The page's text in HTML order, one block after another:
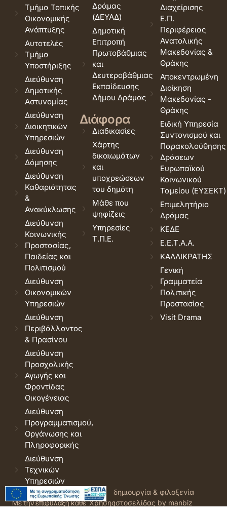
Τμήμα Τοπικής
Οικονομικής
Ανάπτυξης
Αυτοτελές
Τμήμα
Υποστήριξης
Διεύθυνση
Δημοτικής
Αστυνομίας
Διεύθυνση
Διοικητικών
Υπηρεσιών
Διεύθυνση
Δόμησης
Διεύθυνση
Καθαριότητας
&
Ανακύκλωσης
Διεύθυνση
Κοινωνικής
Προστασίας,
Παιδείας και
Πολιτισμού
Διεύθυνση
Οικονομικών
Υπηρεσιών
Διεύθυνση
Περιβάλλοντος
& Πρασίνου
Διεύθυνση
Προσχολικής
Αγωγής και
Φροντίδας
Οικογένειας
Διεύθυνση
Προγραμματισμού,
Οργάνωσης και
Πληροφορικής
Διεύθυνση
Τεχνικών
Υπηρεσιών
Δράμας
(ΔΕΥΑΔ)
Δημοτική
Επιτροπή
Πρωτοβάθμιας
και
Δευτεροβάθμιας
Εκπαίδευσης
Δήμου Δράμας
Διάφορα
Διαδικασίες
Χάρτης
δικαιωμάτων
και
υποχρεώσεων
του δημότη
Μάθε που
ψηφίζεις
Υπηρεσίες
Τ.Π.Ε.
Διαχείρισης
Ε.Π.
Περιφέρειας
Ανατολικής
Μακεδονίας &
Θράκης
Αποκεντρωμένη
Διοίκηση
Μακεδονίας -
Θράκης
Ειδική Υπηρεσία
Συντονισμού και
Παρακολούθησης
Δράσεων
Ευρωπαϊκού
Κοινωνικού
Ταμείου (ΕΥΣΕΚΤ)
Επιμελητήριο
Δράμας
ΚΕΔΕ
Ε.Ε.Τ.Α.Α.
ΚΑΛΛΙΚΡΑΤΗΣ
Γενική
Γραμματεία
Πολιτικής
Προστασίας
Visit Drama
© 2026 Δήμος Δράμας.
Με την επιφύλαξη κάθε
Όροι
Χρήσης
δημιουργία & φιλοξενία
ιστοσελίδας by manbiz